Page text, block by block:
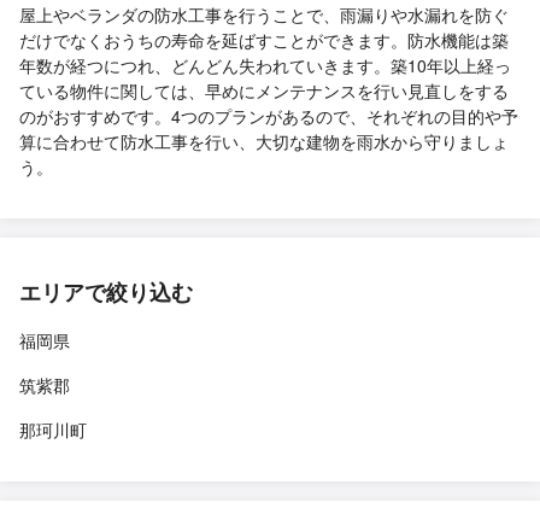
屋上やベランダの防水工事を行うことで、雨漏りや水漏れを防ぐ
だけでなくおうちの寿命を延ばすことができます。防水機能は築
年数が経つにつれ、どんどん失われていきます。築10年以上経っ
ている物件に関しては、早めにメンテナンスを行い見直しをする
のがおすすめです。4つのプランがあるので、それぞれの目的や予
算に合わせて防水工事を行い、大切な建物を雨水から守りましょ
う。
エリアで絞り込む
福岡県
筑紫郡
那珂川町